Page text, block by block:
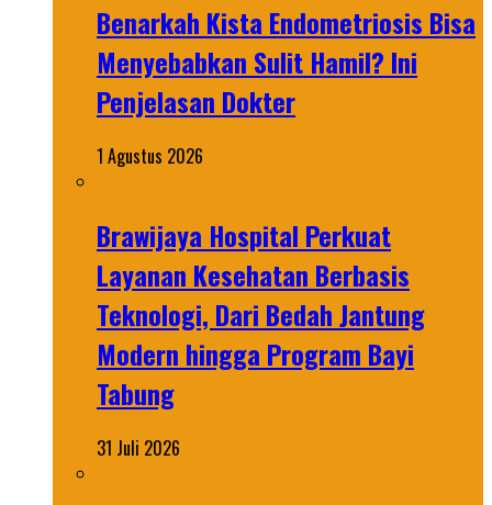
Benarkah Kista Endometriosis Bisa
Menyebabkan Sulit Hamil? Ini
Penjelasan Dokter
1 Agustus 2026
Brawijaya Hospital Perkuat
Layanan Kesehatan Berbasis
Teknologi, Dari Bedah Jantung
Modern hingga Program Bayi
Tabung
31 Juli 2026